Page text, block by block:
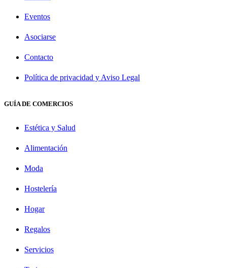
Eventos
Asociarse
Contacto
Política de privacidad y Aviso Legal
GUÍA DE COMERCIOS
Estética y Salud
Alimentación
Moda
Hostelería
Hogar
Regalos
Servicios